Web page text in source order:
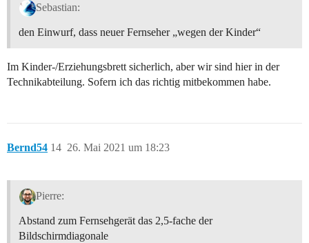
Sebastian:
den Einwurf, dass neuer Fernseher „wegen der Kinder“
Im Kinder-/Erziehungsbrett sicherlich, aber wir sind hier in der
Technikabteilung. Sofern ich das richtig mitbekommen habe.
Bernd54 26. Mai 2021 um 18:23
14
Pierre:
Abstand zum Fernsehgerät das 2,5-fache der
Bildschirmdiagonale